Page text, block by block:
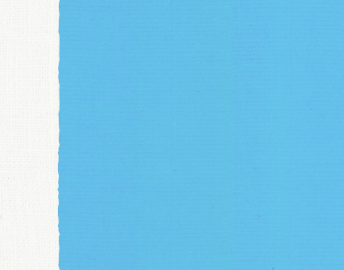
寄贈した反射材には、自転車事故防止啓発チラシが付いています